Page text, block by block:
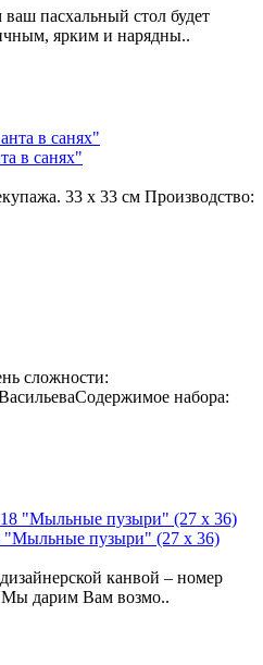
пасхальный стол будет
ярким и нарядны..
в санях"
33 х 33 см Производство:
сложности:
набора:
"Мыльные пузыри" (27 х 36)
канвой – номер
Мы дарим Вам возмо..